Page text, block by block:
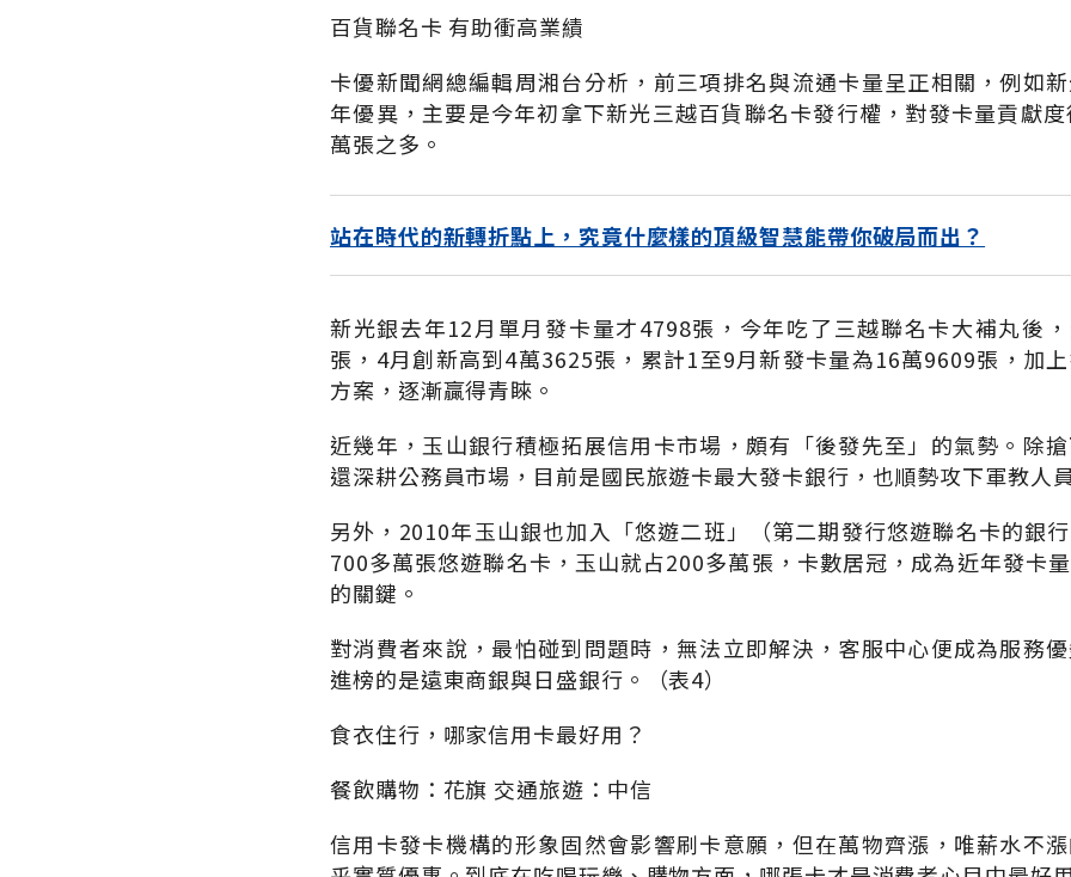
百貨聯名卡 有助衝高業績
卡優新聞網總編輯周湘台分析，前三項排名與流通卡量呈正相關，例如
年優異，主要是今年初拿下新光三越百貨聯名卡發行權，對發卡量貢獻
萬張之多。
站在時代的新轉折點上，究竟什麼樣的頂級智慧能帶你破局而出？
新光銀去年12月單月發卡量才4798張，今年吃了三越聯名卡大補丸後
張，4月創新高到4萬3625張，累計1至9月新發卡量為16萬9609張，加
方案，逐漸贏得青睞。
近幾年，玉山銀行積極拓展信用卡市場，頗有「後發先至」的氣勢。除
還深耕公務員市場，目前是國民旅遊卡最大發卡銀行，也順勢攻下軍教人
另外，2010年玉山銀也加入「悠遊二班」（第二期發行悠遊聯名卡的銀
700多萬張悠遊聯名卡，玉山就占200多萬張，卡數居冠，成為近年發卡
的關鍵。
對消費者來說，最怕碰到問題時，無法立即解決，客服中心便成為服務
進榜的是遠東商銀與日盛銀行。（表4）
食衣住行，哪家信用卡最好用？
餐飲購物：花旗 交通旅遊：中信
信用卡發卡機構的形象固然會影響刷卡意願，但在萬物齊漲，唯薪水不